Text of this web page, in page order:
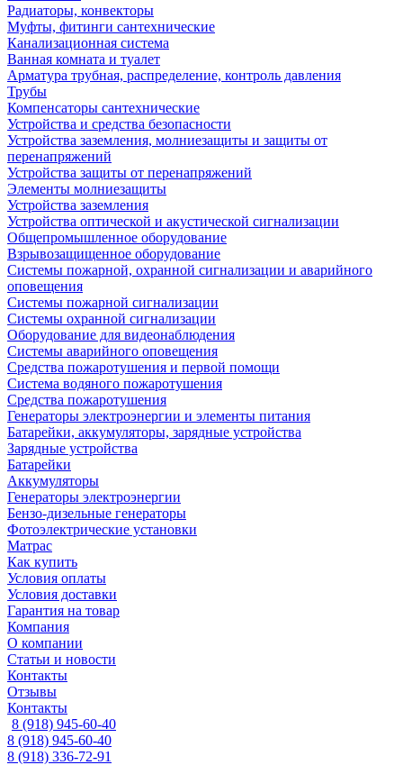
Радиаторы, конвекторы
Муфты, фитинги сантехнические
Канализационная система
Ванная комната и туалет
Арматура трубная, распределение, контроль давления
Трубы
Компенсаторы сантехнические
Устройства и средства безопасности
Устройства заземления, молниезащиты и защиты от
перенапряжений
Устройства защиты от перенапряжений
Элементы молниезащиты
Устройства заземления
Устройства оптической и акустической сигнализации
Общепромышленное оборудование
Взрывозащищенное оборудование
Системы пожарной, охранной сигнализации и аварийного
оповещения
Системы пожарной сигнализации
Системы охранной сигнализации
Оборудование для видеонаблюдения
Системы аварийного оповещения
Средства пожаротушения и первой помощи
Система водяного пожаротушения
Средства пожаротушения
Генераторы электроэнергии и элементы питания
Батарейки, аккумуляторы, зарядные устройства
Зарядные устройства
Батарейки
Аккумуляторы
Генераторы электроэнергии
Бензо-дизельные генераторы
Фотоэлектрические установки
Матрас
Как купить
Условия оплаты
Условия доставки
Гарантия на товар
Компания
О компании
Статьи и новости
Контакты
Отзывы
Контакты
8 (918) 945-60-40
8 (918) 945-60-40
8 (918) 336-72-91